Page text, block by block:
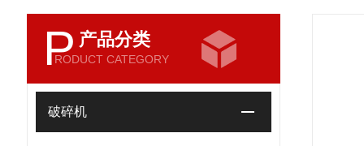
P 产品分类
RODUCT CATEGORY
破碎机